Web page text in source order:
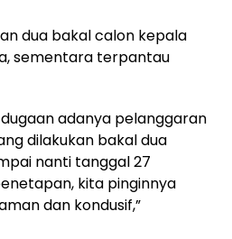
dua bakal calon kepala
sementara terpantau
adanya pelanggaran
dilakukan bakal dua
nanti tanggal 27
kita pinginnya
dan kondusif,”